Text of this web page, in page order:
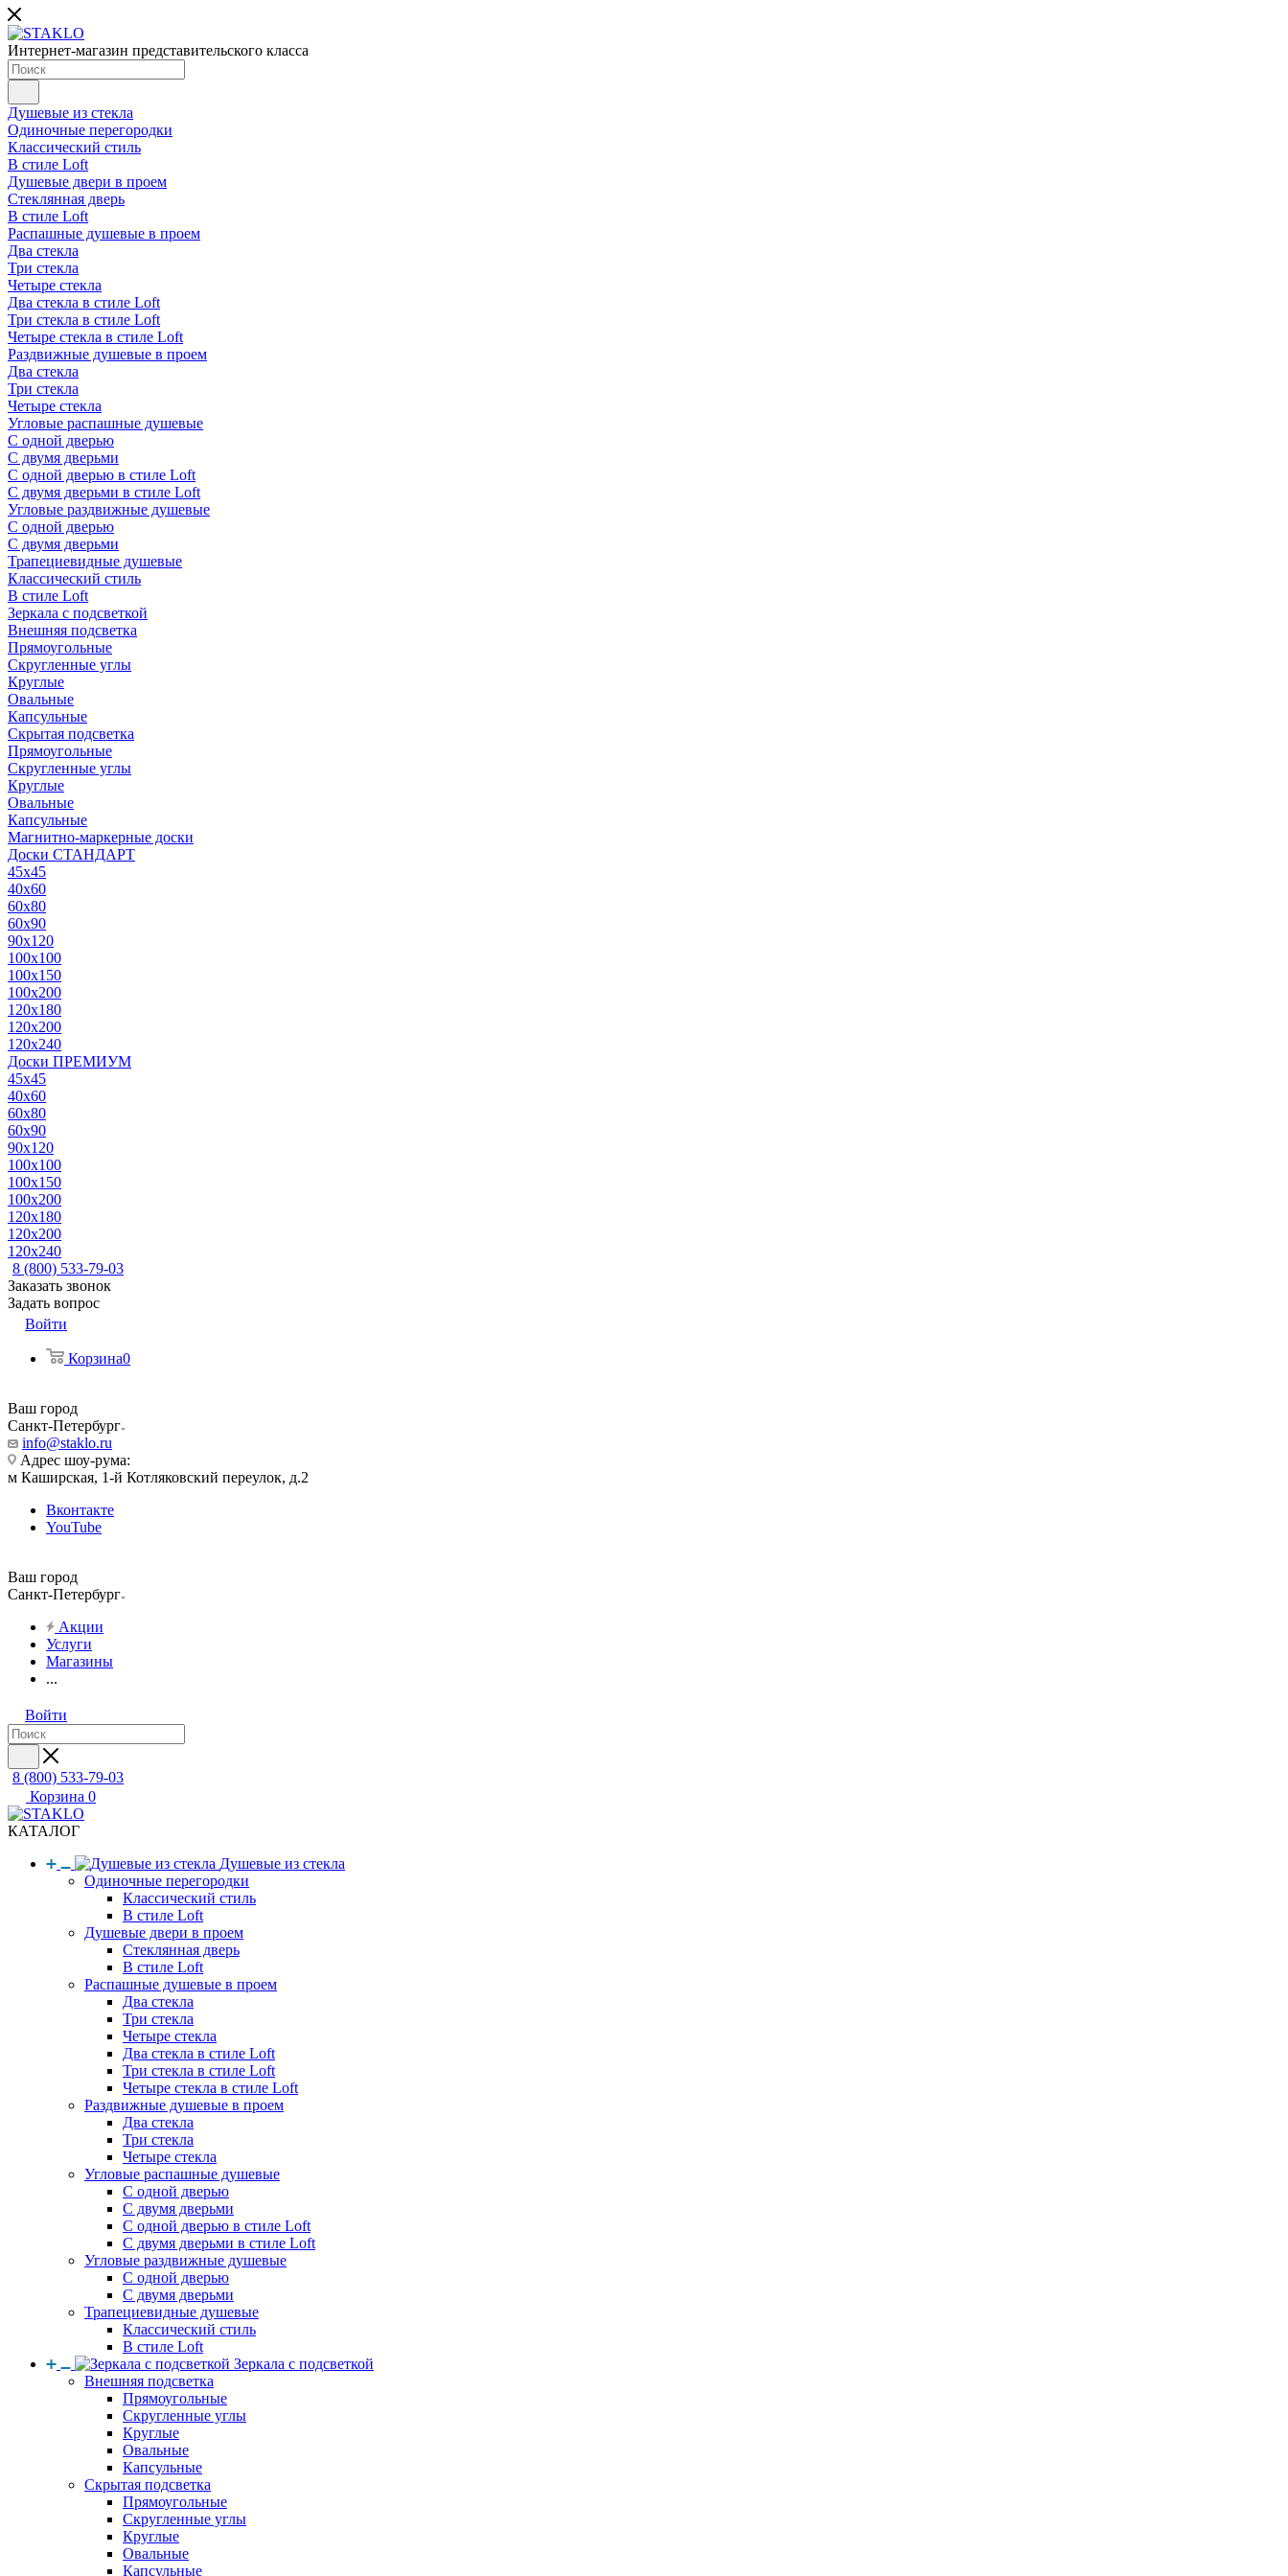
Интернет-магазин представительского класса
Душевые из стекла
Одиночные перегородки
Классический стиль
В стиле Loft
Душевые двери в проем
Стеклянная дверь
В стиле Loft
Распашные душевые в проем
Два стекла
Три стекла
Четыре стекла
Два стекла в стиле Loft
Три стекла в стиле Loft
Четыре стекла в стиле Loft
Раздвижные душевые в проем
Два стекла
Три стекла
Четыре стекла
Угловые распашные душевые
С одной дверью
С двумя дверьми
С одной дверью в стиле Loft
С двумя дверьми в стиле Loft
Угловые раздвижные душевые
С одной дверью
С двумя дверьми
Трапециевидные душевые
Классический стиль
В стиле Loft
Зеркала с подсветкой
Внешняя подсветка
Прямоугольные
Скругленные углы
Круглые
Овальные
Капсульные
Скрытая подсветка
Прямоугольные
Скругленные углы
Круглые
Овальные
Капсульные
Магнитно-маркерные доски
Доски СТАНДАРТ
45x45
40x60
60x80
60x90
90x120
100x100
100x150
100x200
120x180
120x200
120x240
Доски ПРЕМИУМ
45x45
40x60
60x80
60x90
90x120
100x100
100x150
100x200
120x180
120x200
120x240
8 (800) 533-79-03
Заказать звонок
Задать вопрос
Войти
Корзина0
Ваш город
Санкт-Петербург
info@staklo.ru
Адрес шоу-рума:
м Каширская, 1-й Котляковский переулок, д.2
Вконтакте
YouTube
Ваш город
Санкт-Петербург
Акции
Услуги
Магазины
...
Войти
8 (800) 533-79-03
Корзина 0
КАТАЛОГ
Душевые из стекла
Одиночные перегородки
Классический стиль
В стиле Loft
Душевые двери в проем
Стеклянная дверь
В стиле Loft
Распашные душевые в проем
Два стекла
Три стекла
Четыре стекла
Два стекла в стиле Loft
Три стекла в стиле Loft
Четыре стекла в стиле Loft
Раздвижные душевые в проем
Два стекла
Три стекла
Четыре стекла
Угловые распашные душевые
С одной дверью
С двумя дверьми
С одной дверью в стиле Loft
С двумя дверьми в стиле Loft
Угловые раздвижные душевые
С одной дверью
С двумя дверьми
Трапециевидные душевые
Классический стиль
В стиле Loft
Зеркала с подсветкой
Внешняя подсветка
Прямоугольные
Скругленные углы
Круглые
Овальные
Капсульные
Скрытая подсветка
Прямоугольные
Скругленные углы
Круглые
Овальные
Капсульные